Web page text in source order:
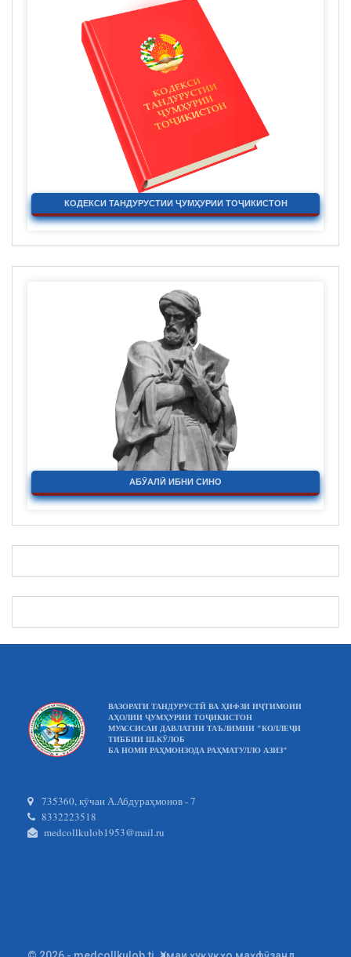
КОДЕКСИ ТАНДУРУСТИИ ҶУМҲУРИИ ТОҶИКИСТОН
АБӮАЛӢ ИБНИ СИНО
ВАЗОРАТИ ТАНДУРУСТӢ ВА ҲИФЗИ ИҶТИМОИИ
АҲОЛИИ ҶУМҲУРИИ ТОҶИКИСТОН
МУАССИСАИ ДАВЛАТИИ ТАЪЛИМИИ "КОЛЛЕҶИ
ТИББИИ Ш.КӮЛОБ
БА НОМИ РАҲМОНЗОДА РАҲМАТУЛЛО АЗИЗ"
735360, кӯчаи А.Абдураҳмонов - 7
8332223518
medcollkulob1953@mail.ru